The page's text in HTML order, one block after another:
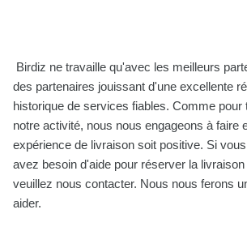
Birdiz ne travaille qu'avec les meilleurs
des partenaires jouissant d'une excellente
historique de services fiables. Comme
notre activité, nous nous engageons à faire
expérience de livraison soit positive. Si
avez besoin d'aide pour réserver la
veuillez nous contacter. Nous nous ferons
aider.